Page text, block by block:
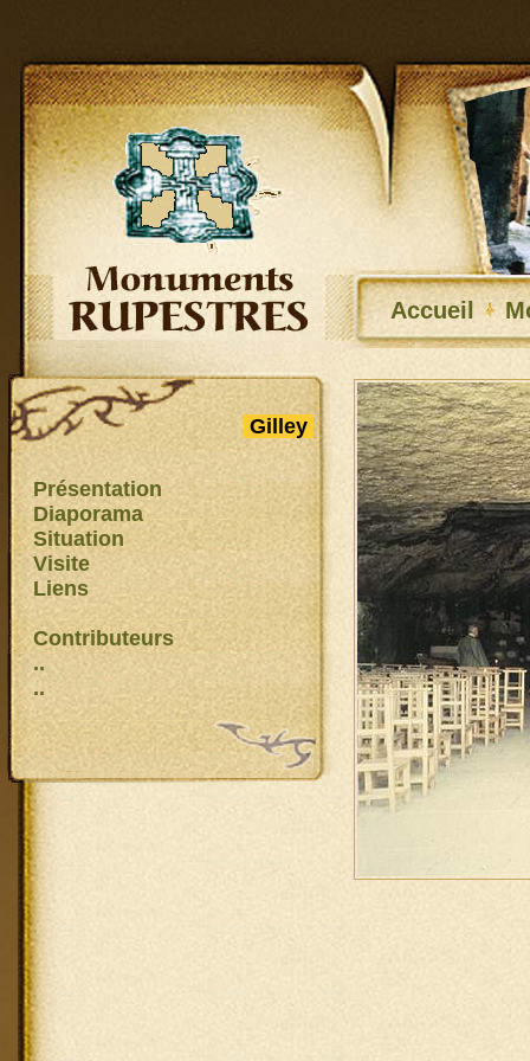
Accueil
Gilley
Présentation
Diaporama
Situation
Visite
Liens
Contributeurs
..
..